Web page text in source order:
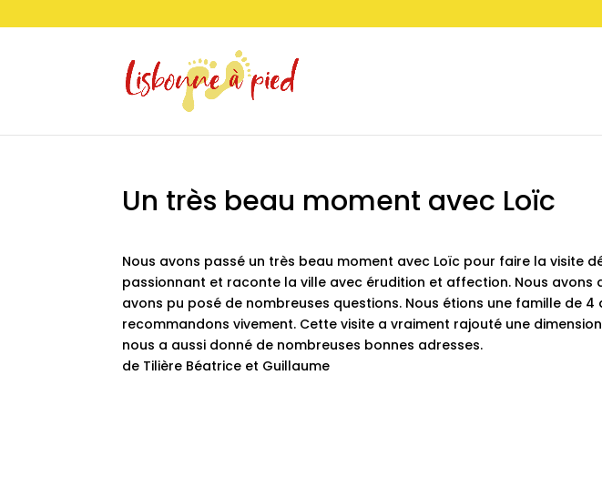
Un très beau moment avec Loïc
Nous avons passé un très beau moment avec Loïc pour faire la visite
passionnant et raconte la ville avec érudition et affection. Nous avons
avons pu posé de nombreuses questions. Nous étions une famille de
recommandons vivement. Cette visite a vraiment rajouté une
nous a aussi donné de nombreuses bonnes adresses.
de Tilière Béatrice et Guillaume